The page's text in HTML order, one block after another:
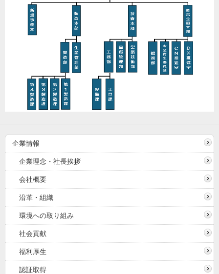
企業情報
企業理念・社長挨拶
会社概要
沿革・組織
環境への取り組み
社会貢献
福利厚生
認証取得